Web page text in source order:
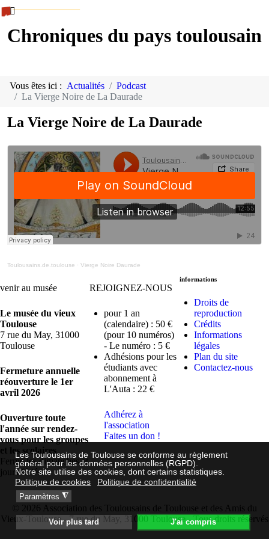
Les Toulousains de Toulouse se conforme au règlement
général pour les données personnelles (RGPD).
Notre site utilise des cookies, dont certains statistiques.
Politique de cookies
Politique de confidentialité
Paramètres ◮
Voir plus tard J'ai compris
Chroniques du pays toulousain
Vous êtes ici : Actualités
Podcast
La Vierge Noire de La Daurade
La Vierge Noire de La Daurade
Toulousains.de.toulouse · Vierge Noire Daurade
venir au musée
Le musée du vieux
Toulouse
7 rue du May, 31000
Toulouse
Fermeture annuelle
réouverture le 1er
avril 2026
Ouverture toute
l'année sur rendez-
vous pour les groupes
et les scolaires
Fermé les dimanches et
jours fériés.
REJOIGNEZ-NOUS
pour 1 an
(calendaire) : 50 €
(pour 10 numéros)
- Le numéro : 5 €
Adhésions pour les
étudiants avec
abonnement à
L'Auta : 22 €
Adhérez à
l'association
Faites un don !
informations
Droits de
reproduction
Crédits
Informations
légales
Plan du site
Contactez-nous
© 2026 Association des Toulousains de Toulouse et des Amis du
Vieux-Toulouse - 7 rue du May, 31000 Toulouse - Tous droits réservés